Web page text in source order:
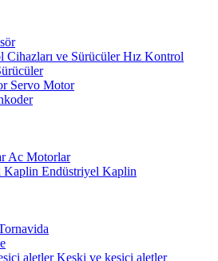
Hız Kontrol
Servo Motor
Ac Motorlar
Endüstriyel Kaplin
Keski ve kesici aletler